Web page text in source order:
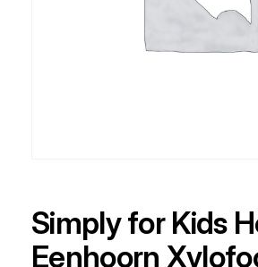
Simply for Kids
Eenhoorn